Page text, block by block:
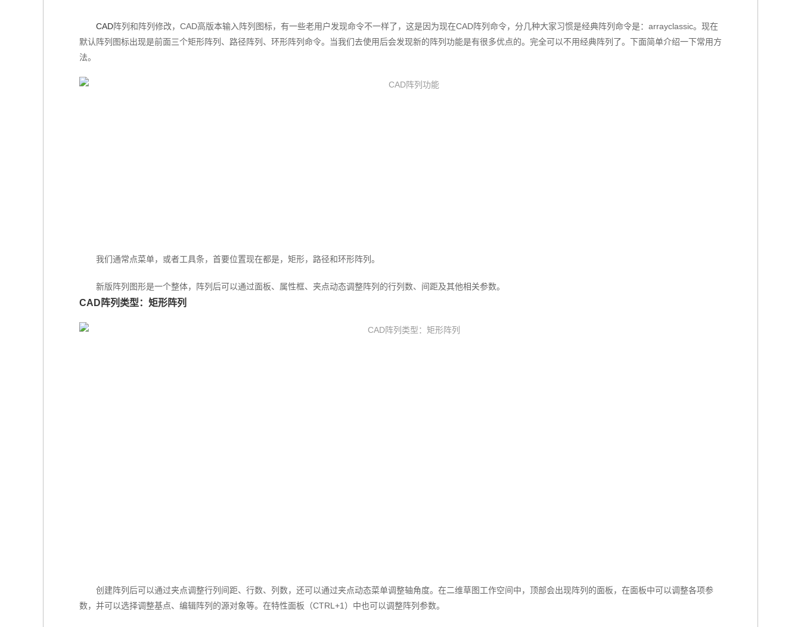
CAD阵列和阵列修改，CAD高版本输入阵列图标，有一些老用户发现命令不一样了，这是因为现在CAD阵列命令，分几种大家习惯是经典阵列命令是：arrayclassic。现在
默认阵列图标出现是前面三个矩形阵列、路径阵列、环形阵列命令。当我们去使用后会发现新的阵列功能是有很多优点的。完全可以不用经典阵列了。下面简单介绍一下常用方
法。
我们通常点菜单，或者工具条，首要位置现在都是，矩形，路径和环形阵列。
新版阵列图形是一个整体，阵列后可以通过面板、属性框、夹点动态调整阵列的行列数、间距及其他相关参数。
CAD阵列类型：矩形阵列
创建阵列后可以通过夹点调整行列间距、行数、列数，还可以通过夹点动态菜单调整轴角度。在二维草图工作空间中，顶部会出现阵列的面板，在面板中可以调整各项参
数，并可以选择调整基点、编辑阵列的源对象等。在特性面板（CTRL+1）中也可以调整阵列参数。